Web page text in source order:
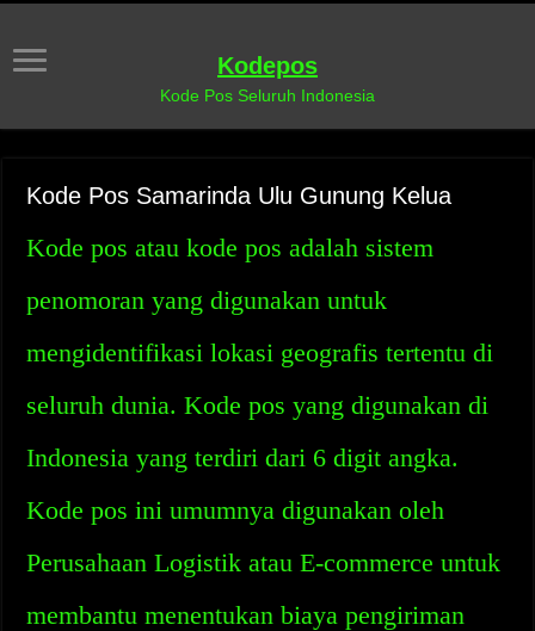
Kodepos
Kode Pos Seluruh Indonesia
Kode Pos Samarinda Ulu Gunung Kelua
Kode pos atau kode pos adalah sistem
penomoran yang digunakan untuk
mengidentifikasi lokasi geografis tertentu di
seluruh dunia. Kode pos yang digunakan di
Indonesia yang terdiri dari 6 digit angka.
Kode pos ini umumnya digunakan oleh
Perusahaan Logistik atau E-commerce untuk
membantu menentukan biaya pengiriman